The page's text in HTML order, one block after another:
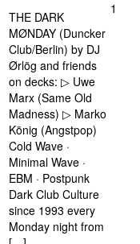
THE DARK
MØNDAY (Duncker
Club/Berlin) by DJ
Ørlög and friends
on decks: ▷ Uwe
Marx (Same Old
Madness) ▷ Marko
König (Angstpop)
Cold Wave ·
Minimal Wave ·
EBM · Postpunk
Dark Club Culture
since 1993 every
Monday night from
1